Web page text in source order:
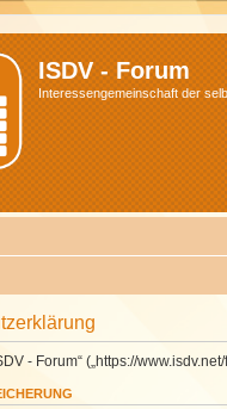
ISDV - Forum
Interessengemeinschaft der
- Forum“ („https://